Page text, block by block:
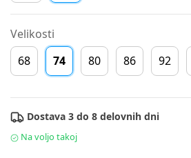
Velikosti
68 74 80 86 92
Dostava 3 do 8 delovnih dni
Na voljo takoj